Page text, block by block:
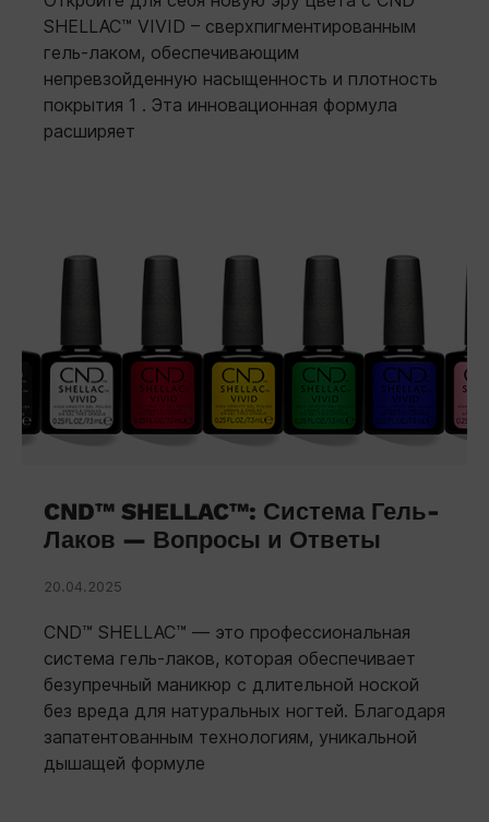
SHELLAC™ VIVID – сверхпигментированным
гель-лаком, обеспечивающим
непревзойденную насыщенность и плотность
покрытия 1 . Эта инновационная формула
расширяет
CND™ SHELLAC™: Система Гель-
Лаков — Вопросы и Ответы
20.04.2025
CND™ SHELLAC™ — это профессиональная
система гель-лаков, которая обеспечивает
безупречный маникюр с длительной ноской
без вреда для натуральных ногтей. Благодаря
запатентованным технологиям, уникальной
дышащей формуле